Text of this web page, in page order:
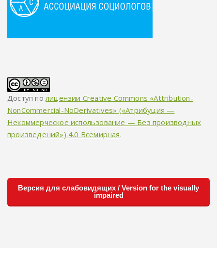
Доступ по лицензии Creative Commons «Attribution-
NonCommercial-NoDerivatives» («Атрибуция —
Некоммерческое использование — Без производных
произведений») 4.0 Всемирная.
Версия для слабовидящих / Version for the visually
impaired